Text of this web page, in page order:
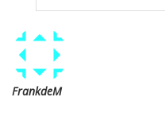
FrankdeM